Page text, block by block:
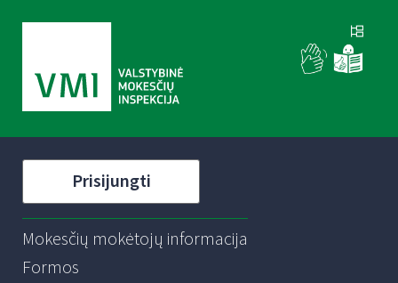
Prisijungti
Mokesčių mokėtojų informacija
Formos